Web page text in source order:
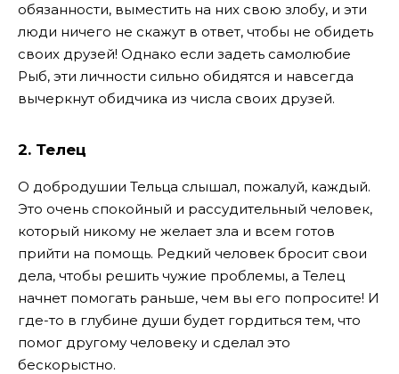
обязанности, выместить на них свою злобу, и эти
люди ничего не скажут в ответ, чтобы не обидеть
своих друзей! Однако если задеть самолюбие
Рыб, эти личности сильно обидятся и навсегда
вычеркнут обидчика из числа своих друзей.
2. Телец
О добродушии Тельца слышал, пожалуй, каждый.
Это очень спокойный и рассудительный человек,
который никому не желает зла и всем готов
прийти на помощь. Редкий человек бросит свои
дела, чтобы решить чужие проблемы, а Телец
начнет помогать раньше, чем вы его попросите! И
где-то в глубине души будет гордиться тем, что
помог другому человеку и сделал это
бескорыстно.